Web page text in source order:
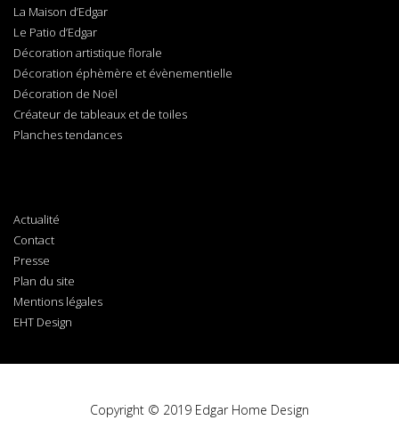
La Maison d’Edgar
Le Patio d’Edgar
Décoration artistique florale
Décoration éphèmère et évènementielle
Décoration de Noël
Créateur de tableaux et de toiles
Planches tendances
Actualité
Contact
Presse
Plan du site
Mentions légales
EHT Design
Copyright © 2019 Edgar Home Design